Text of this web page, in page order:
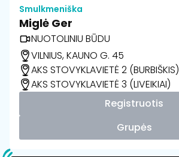
Smulkmeniška
Miglė Ger
NUOTOLINIU BŪDU
VILNIUS, KAUNO G. 45
AKS STOVYKLAVIETĖ 2 (BURBIŠKIS)
AKS STOVYKLAVIETĖ 3 (LIVEIKIAI)
Registruotis
Grupės